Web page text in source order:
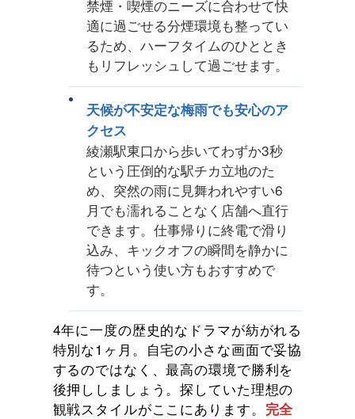
禁煙・喫煙のニーズに合わせて快
適に過ごせる分煙環境も整ってい
るため、ハーフタイムのひととき
もリフレッシュして過ごせます。
天候が不安定な梅雨でも安心のア
クセス
綾瀬駅東口から歩いてわずか3秒
という圧倒的な駅チカ立地のた
め、突然の雨に見舞われやすい6
月でも濡れることなく店舗へ直行
できます。仕事帰りに終電で滑り
込み、キックオフの瞬間を静かに
待つという使い方もおすすめで
す。
4年に一度の歴史的なドラマが紡がれる
特別な1ヶ月。自宅の小さな画面で妥協
するのではなく、最高の環境で勝利を
後押ししましょう。探していた理想の
観戦スタイルがここにあります。 完全